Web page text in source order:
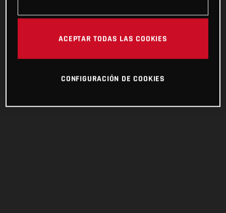
ACEPTAR TODAS LAS COOKIES
CONFIGURACIÓN DE COOKIES